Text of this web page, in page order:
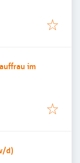
im
d)